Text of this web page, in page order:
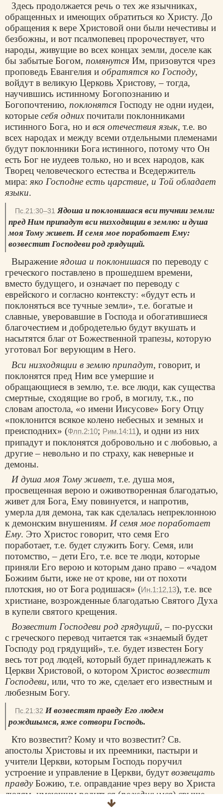
Здесь продолжается речь о тех же язычниках,
обращенных и имеющих обратиться ко Христу. До
обращения к вере Христовой они были нечестивы и
безбожны, и вот псалмопевец пророчествует, что
народы, живущие во всех концах земли, доселе как
бы забытые Богом, помянутся Им, призовутся чрез
проповедь Евангелия и обратятся ко Господу,
войдут в великую Церковь Христову, – тогда,
научившись истинному Богопознанию и
Богопочтению, поклонятся Господу не одни иудеи,
которые себя однихпочитали поклонниками
истинного Бога, но и вся отечествия язык, т.е. во
всех народах и между всеми отдельными племенами
будут поклонники Бога истинного, потому что Он
есть Бог не иудеев только, но и всех народов, как
Творец человеческого естества и Вседержитель
мира:яко Господне есть царствие, и Той обладает
языки.
Пс.21:30–31 Ядоша и поклонишася вси тучнии земли:
пред Ним припадут вси низходящии в землю: и душа
моя Тому живет. И семя мое поработает Ему:
возвестит Господеви род грядущий.
Выражениеядоша и поклонишася по переводу с
греческого поставлено в прошедшем времени,
вместо будущего, и означает по переводу с
еврейского и согласно контексту: «будут есть и
поклоняться все тучные земли», т.е. богатые и
славные, уверовавшие в Господа и обогатившиеся
благочестием и добродетелью будут вкушать и
насытятся благ от Божественной трапезы, которую
уготовал Бог верующим в Него.
Вси низходящии в землю припадут, говорит, и
поклонятся пред Ним все умершие и
обращающиеся в землю, т.е. все люди, как существа
смертные, сходящие во гроб, в могилу, т.к., по
словам апостола, «о имени Иисусове» Богу Отцу
«поклонится всякое колено небесных и земных и
преисподних» (Флп.2:10; Рим.14:11), и одни из них
припадут и поклонятся добровольно и с любовью, а
другие – невольно и по страху, как неверные и
демоны.
И душа моя Тому живет, т.е. душа моя,
просвещенная верою и оживотворенная благодатью,
живет для Бога, Ему повинуется, и напротив,
умерла для демона, так как сделалась непреклонною
к демонским внушениям. И семя мое поработает
Ему. Это Христос говорит, что семя Его
поработает, т.е. будет служить Богу. Семя, или
потомство, – дети Его, т.е. все те люди, которые
приняли Его верою и которым дано право – «чадом
Божиим быти, иже не от крове, ни от похоти
плотския, но от Бога родишася» (Ин.1:12,13), т.е. все
христиане, возрожденные благодатью Святого Духа
в купели святого крещения.
Возвестит Господеви род грядущий, – по-русски
с греческого перевод читается так «знаемый будет
Господу род грядущий», т.е. будет известен Богу
весь тот род людей, который будет принадлежать к
Церкви Христовой, о котором Христос возвестит
Господеви, или, что то же, сделает его известным и
любезным Богу.
Пс.21:32 И возвестят правду Его людем
рождшымся, яже сотвори Господь.
Кто возвестит? Кому и что возвестит? Св.
апостолы Христовы и их преемники, пастыри и
учители Церкви, которым Господь поручил
устроение и управление в Церкви, будут возвещать
правдуБожию, т.е. оправдание чрез веру во Христа
людям, имеющим родиться (рождшымся) свыше,
чрез таинство святого крещения, а сии последние,